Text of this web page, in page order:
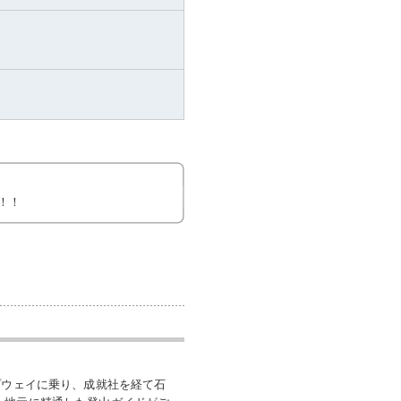
！
ェイに乗り、成就社を経て石